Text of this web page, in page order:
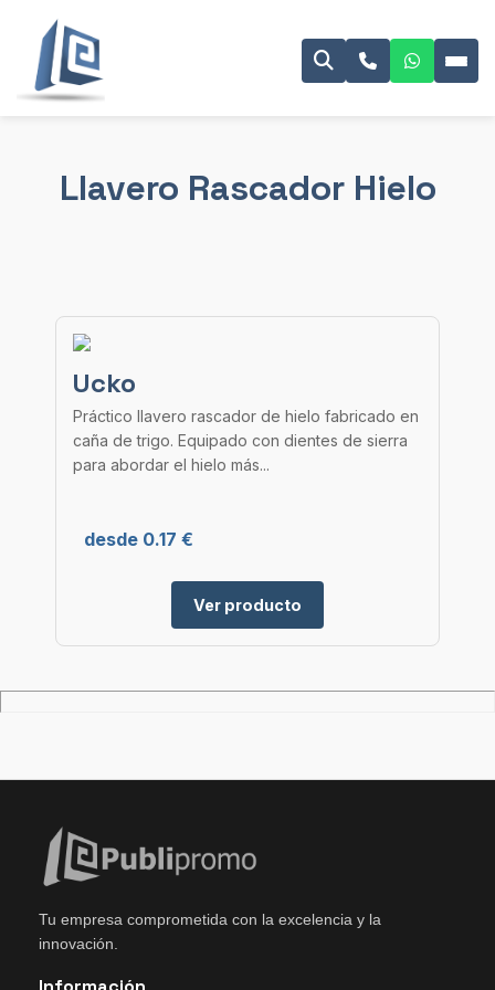
Llavero Rascador Hielo
Ucko
Práctico llavero rascador de hielo fabricado en
caña de trigo. Equipado con dientes de sierra
para abordar el hielo más...
desde 0.17 €
Ver producto
Tu empresa comprometida con la excelencia y la
innovación.